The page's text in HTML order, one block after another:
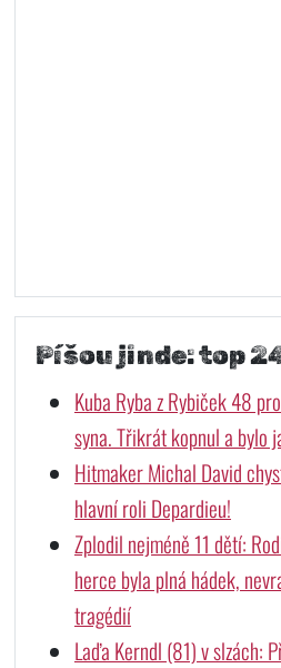
Píšou jinde: top
Kuba Ryba z Rybiček 48
syna. Třikrát kopnul a bylo
Hitmaker Michal David
hlavní roli Depardieu!
Zplodil nejméně 11 dětí:
herce byla plná hádek,
tragédií
Laďa Kerndl (81) v slzách: